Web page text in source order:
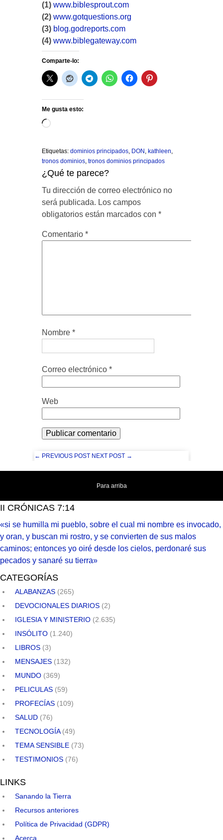
(1) www.biblesprout.com
(2) www.gotquestions.org
(3) blog.godreports.com
(4) www.biblegateway.com
Comparte-lo:
Me gusta esto:
Cargando...
Etiquetas: dominios principados, DON , kathleen,
tronos dominios, tronos dominios principados
¿Qué te parece?
Tu dirección de correo electrónico no
será publicada. Los campos
obligatorios están marcados con *
Comentario *
Nombre *
Correo electrónico *
Web
← PREVIOUS POST NEXT POST →
Para arriba
II CRÓNICAS 7:14
«si se humilla mi pueblo, sobre el cual mi nombre es invocado,
y oran, y buscan mi rostro, y se convierten de sus malos
caminos; entonces yo oiré desde los cielos, perdonaré sus
pecados y sanaré su tierra»
CATEGORÍAS
ALABANZAS (265)
DEVOCIONALES DIARIOS (2)
IGLESIA Y MINISTERIO (2.635)
INSÓLITO (1.240)
LIBROS (3)
MENSAJES (132)
MUNDO (369)
PELICULAS (59)
PROFECÍAS (109)
SALUD (76)
TECNOLOGÍA(49)
TEMA SENSIBLE (73)
TESTIMONIOS (76)
LINKS
Sanando la Tierra
Recursos anteriores
Política de Privacidad (GDPR)
Acerca